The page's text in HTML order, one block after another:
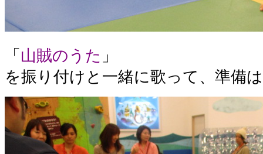
「 山賊のうた 」
を振り付けと一緒に歌って、準備